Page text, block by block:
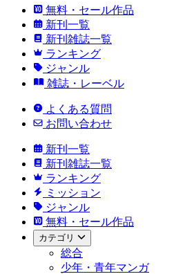
無料・セール作品
新刊一覧
新刊雑誌一覧
ランキング
ジャンル
雑誌・レーベル
よくある質問
お問い合わせ
新刊一覧
新刊雑誌一覧
ランキング
ミッション
ジャンル
無料・セール作品
カテゴリ
総合
少年・青年マンガ